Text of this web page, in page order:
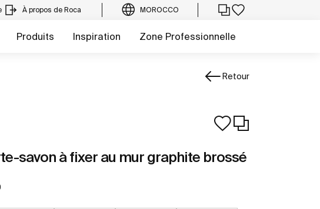
À propos de Roca MOROCCO
Produits Inspiration Zone Professionnelle
Retour
savon à fixer au mur graphite brossé